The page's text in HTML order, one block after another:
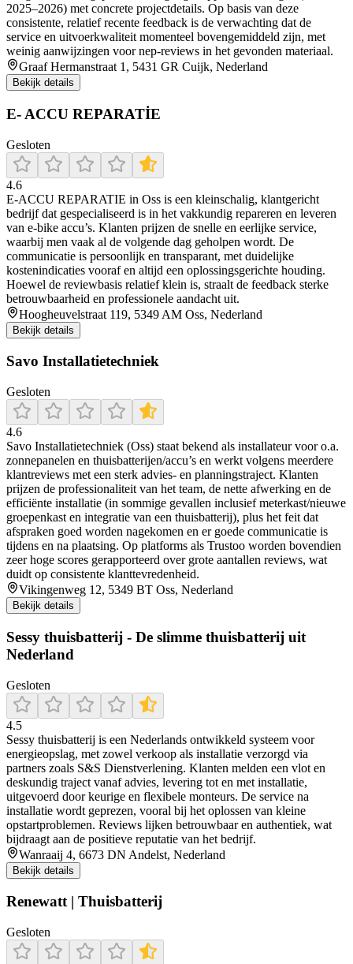
2025–2026) met concrete projectdetails. Op basis van deze
consistente, relatief recente feedback is de verwachting dat de
service en uitvoerkwaliteit momenteel bovengemiddeld zijn, met
weinig aanwijzingen voor nep-reviews in het gevonden materiaal.
Graaf Hermanstraat 1, 5431 GR Cuijk, Nederland
Bekijk details
E- ACCU REPARATİE
Gesloten
4.6
E‑ACCU REPARATIE in Oss is een kleinschalig, klantgericht
bedrijf dat gespecialiseerd is in het vakkundig repareren en leveren
van e‑bike accu’s. Klanten prijzen de snelle en eerlijke service,
waarbij men vaak al de volgende dag geholpen wordt. De
communicatie is persoonlijk en transparant, met duidelijke
kostenindicaties vooraf en altijd een oplossingsgerichte houding.
Hoewel de reviewbasis relatief klein is, straalt de feedback sterke
betrouwbaarheid en professionele aandacht uit.
Hoogheuvelstraat 119, 5349 AM Oss, Nederland
Bekijk details
Savo Installatietechniek
Gesloten
4.6
Savo Installatietechniek (Oss) staat bekend als installateur voor o.a.
zonnepanelen en thuisbatterijen/accu’s en werkt volgens meerdere
klantreviews met een sterk advies- en planningstraject. Klanten
prijzen de professionaliteit van het team, de nette afwerking en de
efficiënte installatie (in sommige gevallen inclusief meterkast/nieuwe
groepenkast en integratie van een thuisbatterij), plus het feit dat
afspraken goed worden nagekomen en er goede communicatie is
tijdens en na plaatsing. Op platforms als Trustoo worden bovendien
zeer hoge scores gerapporteerd over grote aantallen reviews, wat
duidt op consistente klanttevredenheid.
Vikingenweg 12, 5349 BT Oss, Nederland
Bekijk details
Sessy thuisbatterij - De slimme thuisbatterij uit
Nederland
Gesloten
4.5
Sessy thuisbatterij is een Nederlands ontwikkeld systeem voor
energieopslag, met zowel verkoop als installatie verzorgd via
partners zoals S&S Dienstverlening. Klanten melden een vlot en
deskundig traject vanaf advies, levering tot en met installatie,
uitgevoerd door keurige en flexibele monteurs. De service na
installatie wordt geprezen, vooral bij het oplossen van kleine
opstartproblemen. Reviews lijken betrouwbaar en authentiek, wat
bijdraagt aan de positieve reputatie van het bedrijf.
Wanraaij 4, 6673 DN Andelst, Nederland
Bekijk details
Renewatt | Thuisbatterij
Gesloten